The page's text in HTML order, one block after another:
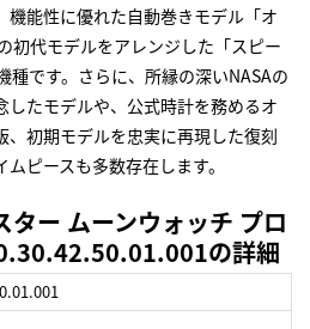
機能性に優れた自動巻きモデル「オ
初代モデルをアレンジした「スピー
種です。さらに、所縁の深いNASAの
したモデルや、公式時計を務めるオ
、初期モデルを忠実に再現した復刻
ピースも多数存在します。
ター ムーンウォッチ プロ
の詳細